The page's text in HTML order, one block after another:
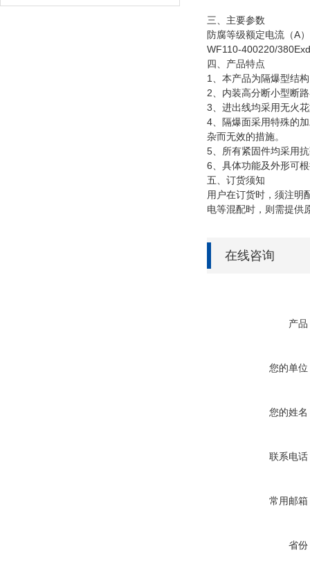
三、 主要参数
防腐等级额定电流（A
WF110-400220/
四、 产品特点
1、本产品为隔爆型结
2、内装高分断小型断
3、进出线均采用无火
4、隔爆面采用特殊的
杂而无效的措施。
5、所有紧固件均采用
6、具体功能及外形可
五、订货须知
用户在订货时，须注明
电等混配时，则需提供
在线咨询
产品
您的单位
您的姓名
联系电话
常用邮箱
省份